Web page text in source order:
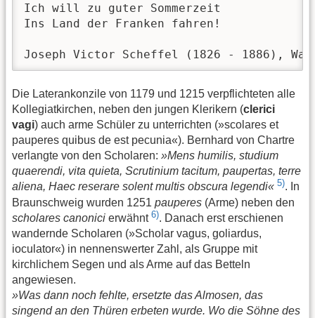
Ich will zu guter Sommerzeit
Ins Land der Franken fahren!
Joseph Victor Scheffel (1826 - 1886),
Die Laterankonzile von 1179 und 1215 verpflichteten alle
Kollegiatkirchen, neben den jungen Klerikern (clerici
vagi) auch arme Schüler zu unterrichten (»scolares et
pauperes quibus de est pecunia«). Bernhard von Chartre
verlangte von den Scholaren: »Mens humilis, studium
quaerendi, vita quieta, Scrutinium tacitum, paupertas, terre
aliena, Haec reserare solent multis obscura legendi« 5). In
Braunschweig wurden 1251 pauperes (Arme) neben den
scholares canonici erwähnt 6). Danach erst erschienen
wandernde Scholaren (»Scholar vagus, goliardus,
ioculator«) in nennenswerter Zahl, als Gruppe mit
kirchlichem Segen und als Arme auf das Betteln
angewiesen.
»Was dann noch fehlte, ersetzte das Almosen, das
singend an den Thüren erbeten wurde. Wo die Söhne des